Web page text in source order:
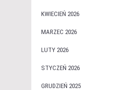
KWIECIEŃ 2026
MARZEC 2026
LUTY 2026
STYCZEŃ 2026
GRUDZIEŃ 2025